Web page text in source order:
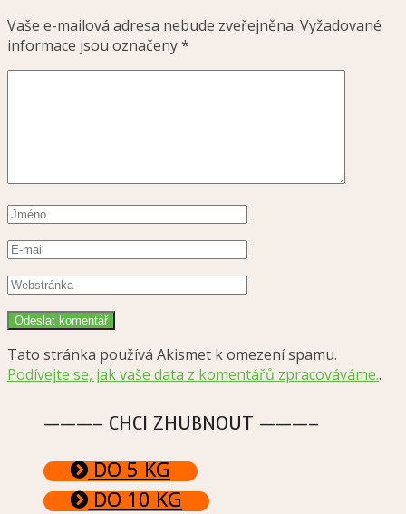
Vaše e-mailová adresa nebude zveřejněna. Vyžadované
informace jsou označeny*
Tato stránka používá Akismet k omezení spamu.
Podívejte se, jak vaše data z komentářů zpracováváme..
———– CHCI ZHUBNOUT ———–
DO 5 KG
DO 10 KG